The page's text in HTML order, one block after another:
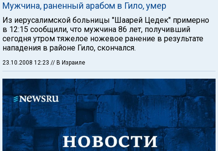
Мужчина, раненный арабом в Гило, умер
Из иерусалимской больницы "Шаарей Цедек" примерно
в 12:15 сообщили, что мужчина 86 лет, получивший
сегодня утром тяжелое ножевое ранение в результате
нападения в районе Гило, скончался.
23.10.2008 12:23 // В Израиле